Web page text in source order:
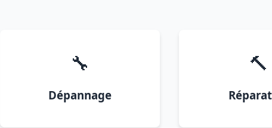
🔧
Dépannage
🔨